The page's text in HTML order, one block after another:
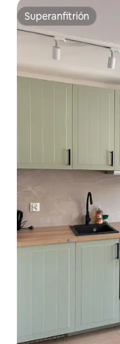
Superanfitrión
Superanfitrión